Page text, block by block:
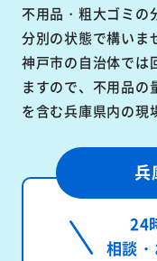
不用品・粗大ゴミの
分別の状態で構いま
神戸市の自治体では
ますので、不用品の
を含む兵庫県内の現
兵
24
相談